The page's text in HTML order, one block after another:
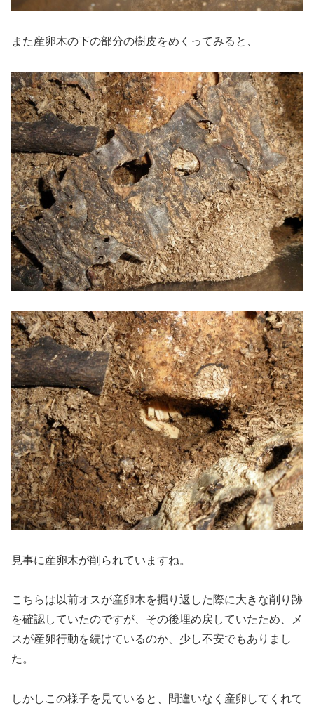
また産卵木の下の部分の樹皮をめくってみると、
見事に産卵木が削られていますね。
こちらは以前オスが産卵木を掘り返した際に大きな削り跡
を確認していたのですが、その後埋め戻していたため、メ
スが産卵行動を続けているのか、少し不安でもありまし
た。
しかしこの様子を見ていると、間違いなく産卵してくれて